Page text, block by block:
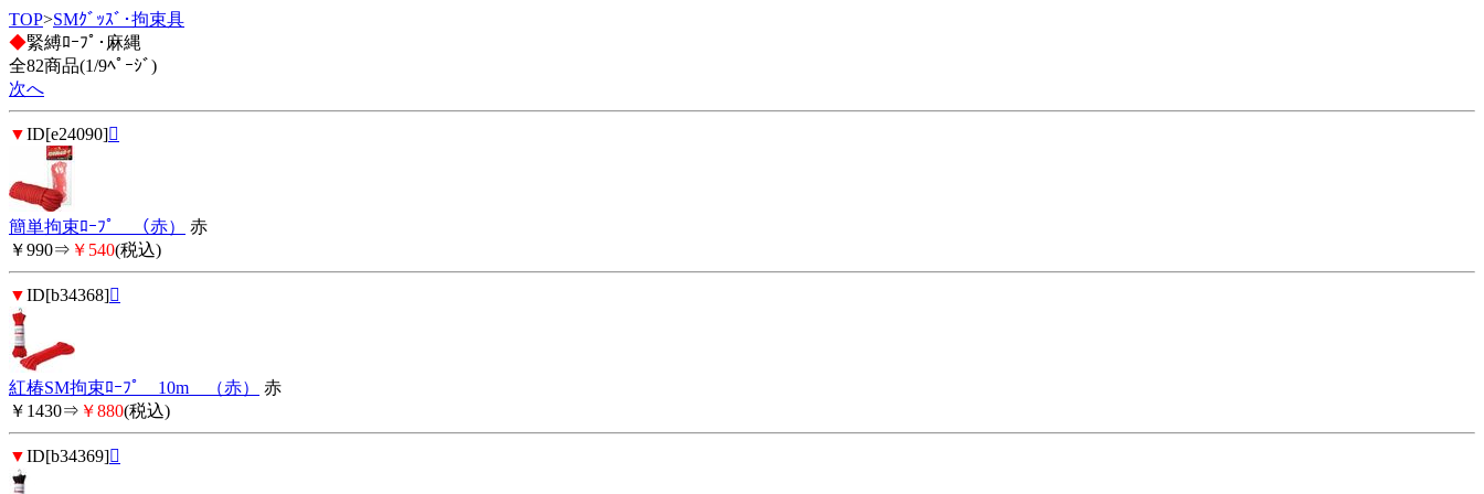
TOP>SMｸﾞｯｽﾞ･拘束具
◆緊縛ﾛｰﾌﾟ･麻縄
全82商品(1/9ﾍﾟｰｼﾞ)
次へ
▼ID[e24090]
簡単拘束ﾛｰﾌﾟ （赤）
赤
￥990⇒ ￥540(税込)
▼ID[b34368]
紅椿SM拘束ﾛｰﾌﾟ 10m （赤）
赤
￥1430⇒ ￥880(税込)
▼ID[b34369]